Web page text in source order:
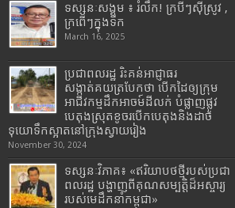
ទស្សនៈសង្គម ៖ រំលឹក! ក្របីៗស៊ីស្រូវ ,
ក្រពើៗក្នុងទឹក
March 16, 2025
ប្រជាពលរដ្ឋ រិះគន់អាជ្ញាធរ
សង្កាត់គយត្របែកថា បើកដៃឲ្យក្រុម
អាជីវកម្មដឹកអាចម៍ដីលក់ បំផ្លាញផ្លូវ
បេតុងស្រុតខូចរបើកបេតុងនិងដាច់
ទុយោទឹកស្អាតនៅក្រុងស្វាយរៀង
November 30, 2024
ទស្សនៈវិភាគ៖ «ឥរិយាបថថ្មីរបស់ប្រជា
ពលរដ្ឋ បង្ហាញពីគុណសម្បត្តិដ៏អស្ចារ្យ
របស់មេដឹកនាំកម្ពុជា»